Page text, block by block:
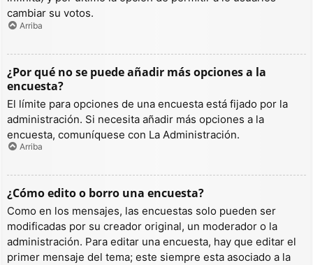
cambiar su votos.
Arriba
¿Por qué no se puede añadir más opciones a la
encuesta?
El límite para opciones de una encuesta está fijado por la
administración. Si necesita añadir más opciones a la
encuesta, comuníquese con La Administración.
Arriba
¿Cómo edito o borro una encuesta?
Como en los mensajes, las encuestas solo pueden ser
modificadas por su creador original, un moderador o la
administración. Para editar una encuesta, hay que editar el
primer mensaje del tema; este siempre esta asociado a la